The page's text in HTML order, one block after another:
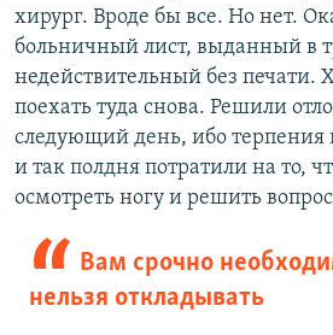
хирург. Вроде бы все. Но нет.
больничный лист, выданный в
недействительный без печати.
поехать туда снова. Решили
следующий день, ибо терпения
и так полдня потратили на то,
осмотреть ногу и решить
Вам срочно
нельзя откладывать